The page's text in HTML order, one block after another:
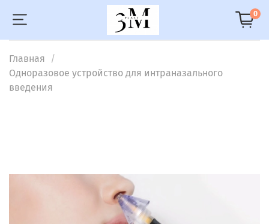
0
Главная
Одноразовое устройство для интраназального
введения